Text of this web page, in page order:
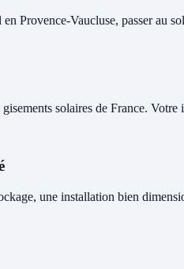
Provence-Vaucluse, passer au
solaires de France.
une installation bien